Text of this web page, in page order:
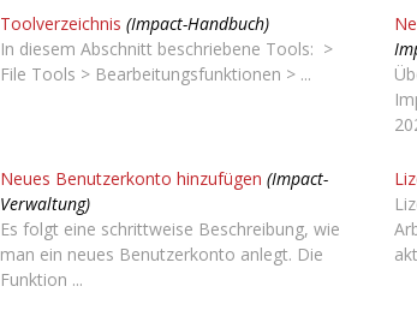
Toolverzeichnis (Impact-Handbuch)
In diesem Abschnitt beschriebene Tools: >
File Tools > Bearbeitungsfunktionen > ...
Neues Benutzerkonto hinzufügen (Impact-
Verwaltung)
Es folgt eine schrittweise Beschreibung, wie
man ein neues Benutzerkonto anlegt. Die
Funktion ...